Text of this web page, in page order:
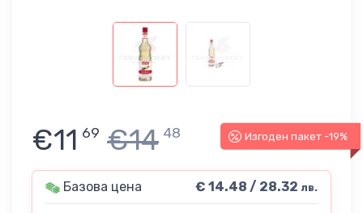
Изгоден пакет -19%
€11 69 €14 48
Базова цена € 14.48 / 28.32 лв.